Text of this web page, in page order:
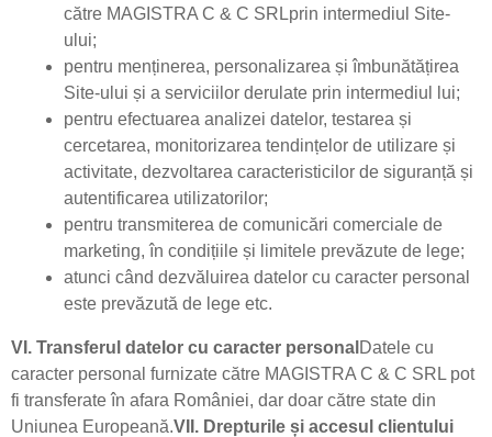
către MAGISTRA C & C SRLprin intermediul Site-
ului;
pentru menținerea, personalizarea și îmbunătățirea
Site-ului și a serviciilor derulate prin intermediul lui;
pentru efectuarea analizei datelor, testarea și
cercetarea, monitorizarea tendințelor de utilizare și
activitate, dezvoltarea caracteristicilor de siguranță și
autentificarea utilizatorilor;
pentru transmiterea de comunicări comerciale de
marketing, în condițiile și limitele prevăzute de lege;
atunci când dezvăluirea datelor cu caracter personal
este prevăzută de lege etc.
VI. Transferul datelor cu caracter personal Datele cu
caracter personal furnizate către MAGISTRA C & C SRL pot
fi transferate în afara României, dar doar către state din
Uniunea Europeană.VII. Drepturile și accesul clientului